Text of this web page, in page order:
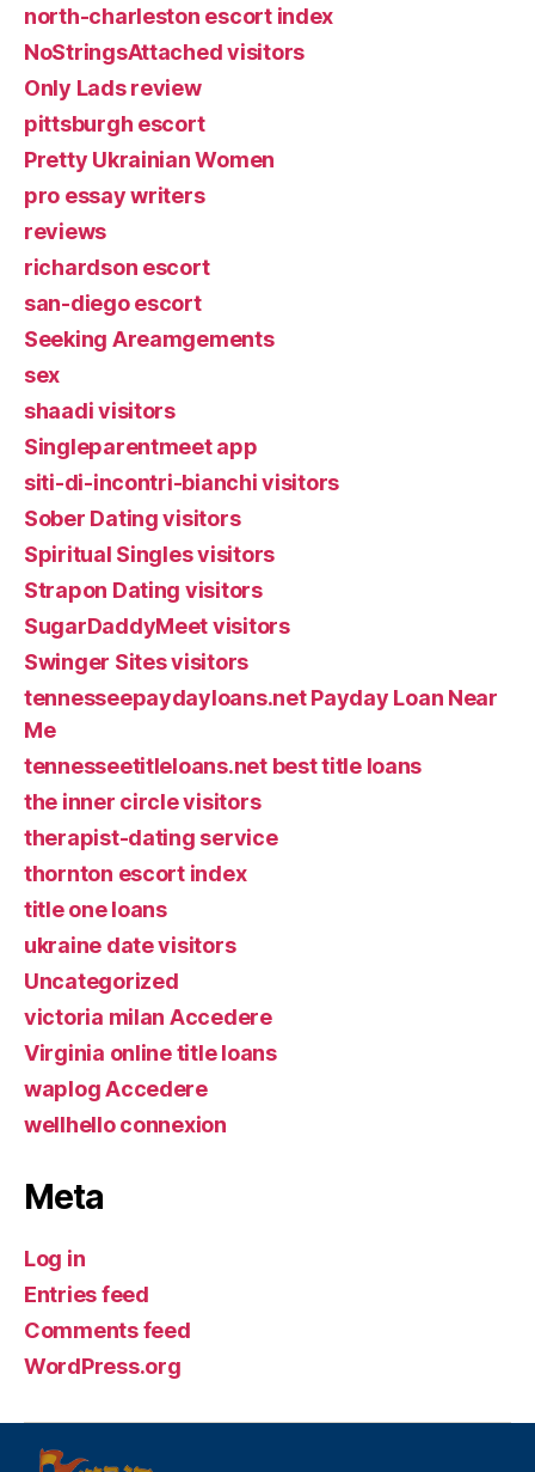
north-charleston escort index
NoStringsAttached visitors
Only Lads review
pittsburgh escort
Pretty Ukrainian Women
pro essay writers
reviews
richardson escort
san-diego escort
Seeking Areamgements
sex
shaadi visitors
Singleparentmeet app
siti-di-incontri-bianchi visitors
Sober Dating visitors
Spiritual Singles visitors
Strapon Dating visitors
SugarDaddyMeet visitors
Swinger Sites visitors
tennesseepaydayloans.net Payday Loan Near
Me
tennesseetitleloans.net best title loans
the inner circle visitors
therapist-dating service
thornton escort index
title one loans
ukraine date visitors
Uncategorized
victoria milan Accedere
Virginia online title loans
waplog Accedere
wellhello connexion
Meta
Log in
Entries feed
Comments feed
WordPress.org